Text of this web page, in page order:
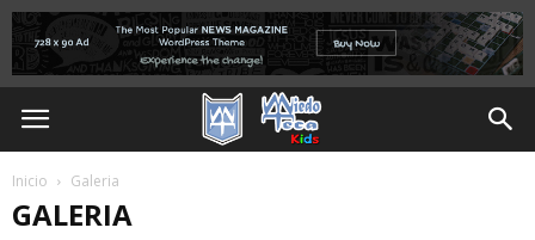
Inicio Galeria
GALERIA